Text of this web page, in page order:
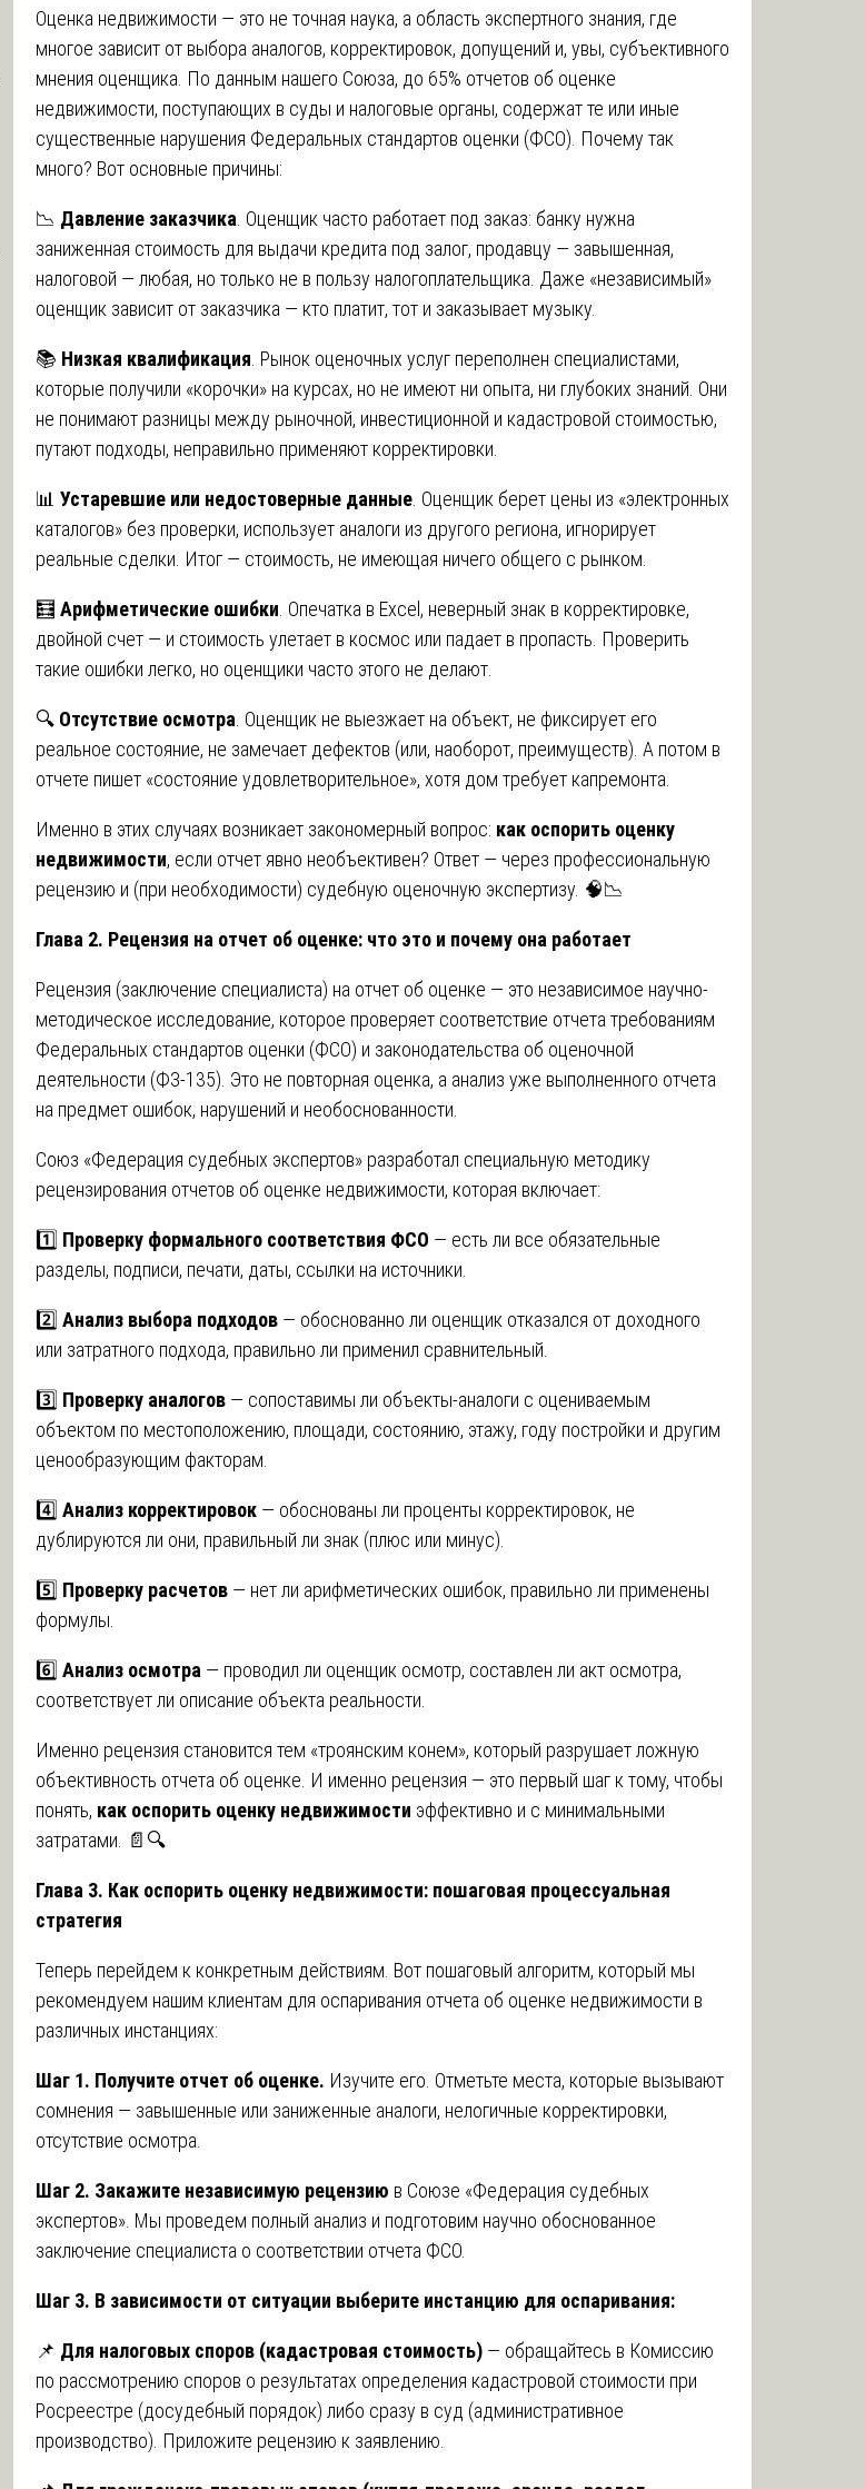
Оценка недвижимости — это не точная наука, а область экспертного знания, где
многое зависит от выбора аналогов, корректировок, допущений и, увы, субъективного
мнения оценщика. По данным нашего Союза, до 65% отчетов об оценке
недвижимости, поступающих в суды и налоговые органы, содержат те или иные
существенные нарушения Федеральных стандартов оценки (ФСО). Почему так
много? Вот основные причины:
📉 Давление заказчика . Оценщик часто работает под заказ: банку нужна
заниженная стоимость для выдачи кредита под залог, продавцу — завышенная,
налоговой — любая, но только не в пользу налогоплательщика. Даже «независимый»
оценщик зависит от заказчика — кто платит, тот и заказывает музыку.
📚 Низкая квалификация . Рынок оценочных услуг переполнен специалистами,
которые получили «корочки» на курсах, но не имеют ни опыта, ни глубоких знаний. Они
не понимают разницы между рыночной, инвестиционной и кадастровой стоимостью,
путают подходы, неправильно применяют корректировки.
📊 Устаревшие или недостоверные данные . Оценщик берет цены из «электронных
каталогов» без проверки, использует аналоги из другого региона, игнорирует
реальные сделки. Итог — стоимость, не имеющая ничего общего с рынком.
🧮 Арифметические ошибки . Опечатка в Excel, неверный знак в корректировке,
двойной счет — и стоимость улетает в космос или падает в пропасть. Проверить
такие ошибки легко, но оценщики часто этого не делают.
🔍 Отсутствие осмотра . Оценщик не выезжает на объект, не фиксирует его
реальное состояние, не замечает дефектов (или, наоборот, преимуществ). А потом в
отчете пишет «состояние удовлетворительное», хотя дом требует капремонта.
Именно в этих случаях возникает закономерный вопрос: как оспорить оценку
недвижимости, если отчет явно необъективен? Ответ — через профессиональную
рецензию и (при необходимости) судебную оценочную экспертизу. 🧠📉
Глава 2. Рецензия на отчет об оценке: что это и почему она работает
Рецензия (заключение специалиста) на отчет об оценке — это независимое научно-
методическое исследование, которое проверяет соответствие отчета требованиям
Федеральных стандартов оценки (ФСО) и законодательства об оценочной
деятельности (ФЗ-135). Это не повторная оценка, а анализ уже выполненного отчета
на предмет ошибок, нарушений и необоснованности.
Союз «Федерация судебных экспертов» разработал специальную методику
рецензирования отчетов об оценке недвижимости, которая включает:
1️⃣ Проверку формального соответствия ФСО — есть ли все обязательные
разделы, подписи, печати, даты, ссылки на источники.
2️⃣ Анализ выбора подходов — обоснованно ли оценщик отказался от доходного
или затратного подхода, правильно ли применил сравнительный.
3️⃣ Проверку аналогов — сопоставимы ли объекты-аналоги с оцениваемым
объектом по местоположению, площади, состоянию, этажу, году постройки и другим
ценообразующим факторам.
4️⃣ Анализ корректировок — обоснованы ли проценты корректировок, не
дублируются ли они, правильный ли знак (плюс или минус).
5️⃣ Проверку расчетов — нет ли арифметических ошибок, правильно ли применены
формулы.
6️⃣ Анализ осмотра — проводил ли оценщик осмотр, составлен ли акт осмотра,
соответствует ли описание объекта реальности.
Именно рецензия становится тем «троянским конем», который разрушает ложную
объективность отчета об оценке. И именно рецензия — это первый шаг к тому, чтобы
понять, как оспорить оценку недвижимости эффективно и с минимальными
затратами. 📄🔍
Глава 3. Как оспорить оценку недвижимости: пошаговая процессуальная
стратегия
Теперь перейдем к конкретным действиям. Вот пошаговый алгоритм, который мы
рекомендуем нашим клиентам для оспаривания отчета об оценке недвижимости в
различных инстанциях:
Шаг 1. Получите отчет об оценке. Изучите его. Отметьте места, которые вызывают
сомнения — завышенные или заниженные аналоги, нелогичные корректировки,
отсутствие осмотра.
Шаг 2. Закажите независимую рецензию в Союзе «Федерация судебных
экспертов». Мы проведем полный анализ и подготовим научно обоснованное
заключение специалиста о соответствии отчета ФСО.
Шаг 3. В зависимости от ситуации выберите инстанцию для оспаривания:
📌 Для налоговых споров (кадастровая стоимость) — обращайтесь в Комиссию
по рассмотрению споров о результатах определения кадастровой стоимости при
Росреестре (досудебный порядок) либо сразу в суд (административное
производство). Приложите рецензию к заявлению.